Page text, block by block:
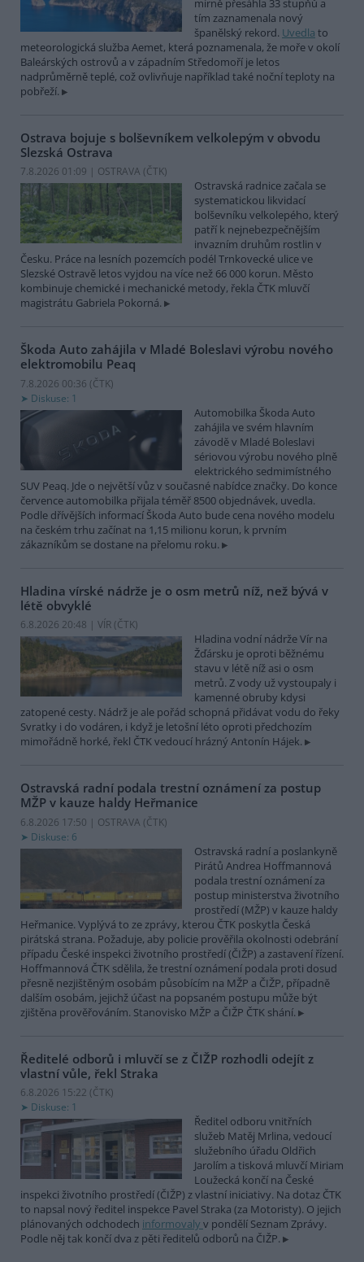
mírně přesáhla 33 stupňů a
tím zaznamenala nový
španělský rekord. Uvedla to
meteorologická služba Aemet, která poznamenala, že moře v okolí
Baleárských ostrovů a v západním Středomoří je letos
nadprůměrně teplé, což ovlivňuje například také noční teploty na
pobřeží.
Ostrava bojuje s bolševníkem velkolepým v obvodu
Slezská Ostrava
7.8.2026 01:09 | OSTRAVA (ČTK)
Ostravská radnice začala se
systematickou likvidací
bolševníku velkolepého, který
patří k nejnebezpečnějším
invazním druhům rostlin v
Česku. Práce na lesních pozemcích podél Trnkovecké ulice ve
Slezské Ostravě letos vyjdou na více než 66 000 korun. Město
kombinuje chemické i mechanické metody, řekla ČTK mluvčí
magistrátu Gabriela Pokorná.
Škoda Auto zahájila v Mladé Boleslavi výrobu nového
elektromobilu Peaq
7.8.2026 00:36 (ČTK)
Diskuse: 1
Automobilka Škoda Auto
zahájila ve svém hlavním
závodě v Mladé Boleslavi
sériovou výrobu nového plně
elektrického sedmimístného
SUV Peaq. Jde o největší vůz v současné nabídce značky. Do konce
července automobilka přijala téměř 8500 objednávek, uvedla.
Podle dřívějších informací Škoda Auto bude cena nového modelu
na českém trhu začínat na 1,15 milionu korun, k prvním
zákazníkům se dostane na přelomu roku.
Hladina vírské nádrže je o osm metrů níž, než bývá v
létě obvyklé
6.8.2026 20:48 | VÍR (ČTK)
Hladina vodní nádrže Vír na
Žďársku je oproti běžnému
stavu v létě níž asi o osm
metrů. Z vody už vystoupaly i
kamenné obruby kdysi
zatopené cesty. Nádrž je ale pořád schopná přidávat vodu do řeky
Svratky i do vodáren, i když je letošní léto oproti předchozím
mimořádně horké, řekl ČTK vedoucí hrázný Antonín Hájek.
Ostravská radní podala trestní oznámení za postup
MŽP v kauze haldy Heřmanice
6.8.2026 17:50 | OSTRAVA (ČTK)
Diskuse: 6
Ostravská radní a poslankyně
Pirátů Andrea Hoffmannová
podala trestní oznámení za
postup ministerstva životního
prostředí (MŽP) v kauze haldy
Heřmanice. Vyplývá to ze zprávy, kterou ČTK poskytla Česká
pirátská strana. Požaduje, aby policie prověřila okolnosti odebrání
případu České inspekci životního prostředí (ČIŽP) a zastavení řízení.
Hoffmannová ČTK sdělila, že trestní oznámení podala proti dosud
přesně nezjištěným osobám působícím na MŽP a ČIŽP, případně
dalším osobám, jejichž účast na popsaném postupu může být
zjištěna prověřováním. Stanovisko MŽP a ČIŽP ČTK shání.
Ředitelé odborů i mluvčí se z ČIŽP rozhodli odejít z
vlastní vůle, řekl Straka
6.8.2026 15:22 (ČTK)
Diskuse: 1
Ředitel odboru vnitřních
služeb Matěj Mrlina, vedoucí
služebního úřadu Oldřich
Jarolím a tisková mluvčí Miriam
Loužecká končí na České
inspekci životního prostředí (ČIŽP) z vlastní iniciativy. Na dotaz ČTK
to napsal nový ředitel inspekce Pavel Straka (za Motoristy). O jejich
plánovaných odchodech informovaly v pondělí Seznam Zprávy.
Podle něj tak končí dva z pěti ředitelů odborů na ČIŽP.